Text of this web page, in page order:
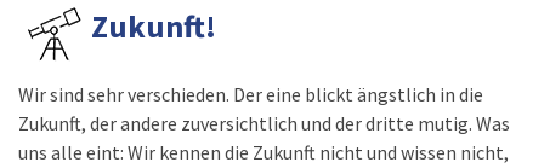
Zukunft!
Wir sind sehr verschieden. Der eine blickt ängstlich in die
Zukunft, der andere zuversichtlich und der dritte mutig. Was
uns alle eint: Wir kennen die Zukunft nicht und wissen nicht,